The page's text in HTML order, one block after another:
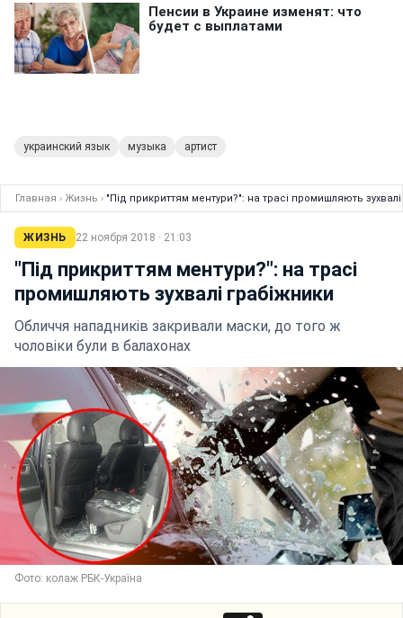
украинский язык музыка артист
Главная › Жизнь › "Під прикриттям ментури?": на трасі промишляють
ЖИЗНЬ 22 ноября 2018 · 21:03
"Під прикриттям ментури?": на трасі
промишляють зухвалі грабіжники
Обличчя нападників закривали маски, до того ж
чоловіки були в балахонах
Фото: колаж РБК-Україна